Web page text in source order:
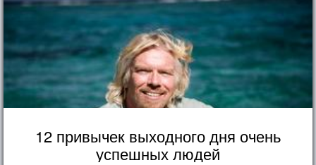
12 привычек выходного дня очень
успешных людей